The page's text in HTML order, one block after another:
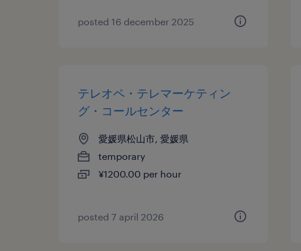
posted 16 december 2025
テレオペ・テレマーケティン
グ・コールセンター
愛媛県松山市, 愛媛県
temporary
¥1200.00 per hour
posted 7 april 2026